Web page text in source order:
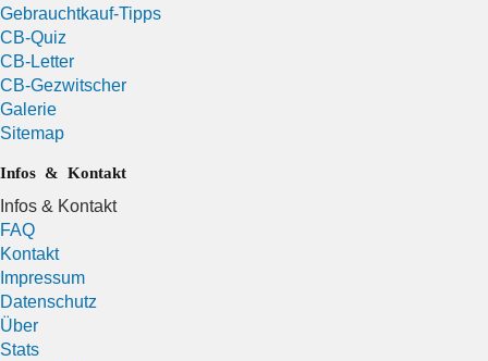
Gebrauchtkauf-Tipps
CB-Quiz
CB-Letter
CB-Gezwitscher
Galerie
Sitemap
Infos & Kontakt
Infos & Kontakt
FAQ
Kontakt
Impressum
Datenschutz
Über
Stats